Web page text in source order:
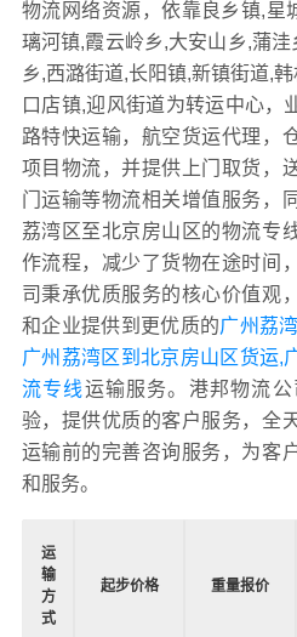
物流网络资源，依靠良乡镇,星
璃河镇,霞云岭乡,大安山乡,蒲
乡,西潞街道,长阳镇,新镇街道,
口店镇,迎风街道为转运中心，
路特快运输，航空货运代理，
项目物流，并提供上门取货，
门运输等物流相关增值服务，
荔湾区至北京房山区的物流专
作流程，减少了货物在途时间
司秉承优质服务的核心价值观
和企业提供到更优质的广州荔
广州荔湾区到北京房山区货运,
流专线运输服务。港邦物流
验，提供优质的客户服务，全
运输前的完善咨询服务，为客
和服务。
运
输
方
式
起步价格 重量报价